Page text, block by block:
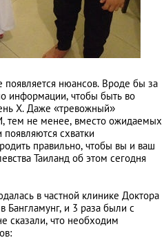
нюансов. Вроде бы за
информации, чтобы быть во
Х. Даже «тревожный»
тем не менее, вместо ожидаемых
схватки
правильно, чтобы вы и ваш
Таиланд об этом сегодня
в частной клинике Доктора
и 3 раза были с
сказали, что необходим